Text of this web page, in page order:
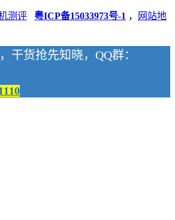
测评 粤ICP备15033973号-1 ，
网站地
干货抢先知晓，QQ群：